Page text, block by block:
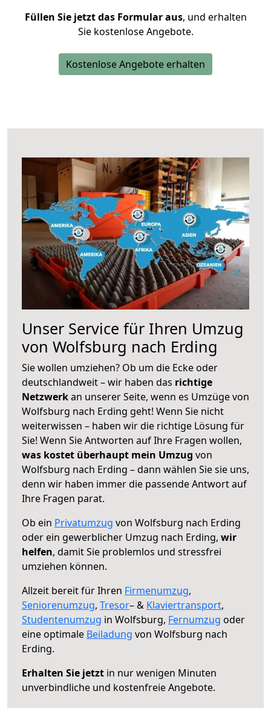
Füllen Sie jetzt das Formular aus, und erhalten
Sie kostenlose Angebote.
Kostenlose Angebote erhalten
Unser Service für Ihren Umzug
von Wolfsburg nach Erding
Sie wollen umziehen? Ob um die Ecke oder
deutschlandweit – wir haben das richtige
Netzwerkan unserer Seite, wenn es Umzüge von
Wolfsburg nach Erding geht! Wenn Sie nicht
weiterwissen – haben wir die richtige Lösung für
Sie! Wenn Sie Antworten auf Ihre Fragen wollen,
was kostet überhaupt mein Umzug von
Wolfsburg nach Erding – dann wählen Sie sie uns,
denn wir haben immer die passende Antwort auf
Ihre Fragen parat.
Ob ein Privatumzug von Wolfsburg nach Erding
oder ein gewerblicher Umzug nach Erding, wir
helfen, damit Sie problemlos und stressfrei
umziehen können.
Allzeit bereit für Ihren Firmenumzug,
Seniorenumzug, Tresor– & Klaviertransport,
Studentenumzug in Wolfsburg, Fernumzug oder
eine optimale Beiladung von Wolfsburg nach
Erding.
Erhalten Sie jetzt in nur wenigen Minuten
unverbindliche und kostenfreie Angebote.